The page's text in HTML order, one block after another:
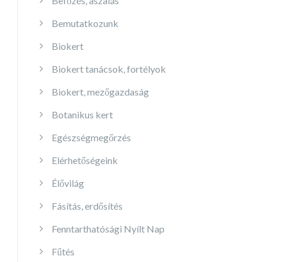
Bemutatkozunk
Biokert
Biokert tanácsok, fortélyok
Biokert, mezőgazdaság
Botanikus kert
Egészségmegőrzés
Elérhetőségeink
Élővilág
Fásítás, erdősítés
Fenntarthatósági Nyílt Nap
Fűtés